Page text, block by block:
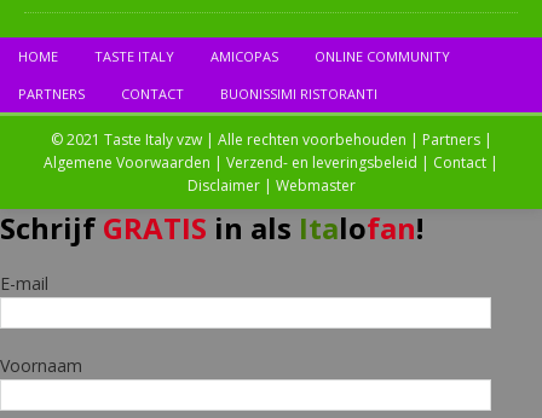
HOME TASTE ITALY AMICOPAS ONLINE COMMUNITY
PARTNERS CONTACT BUONISSIMI RISTORANTI
© 2021 Taste Italy vzw | Alle rechten voorbehouden | Partners|
Algemene Voorwaarden | Verzend- en leveringsbeleid | Contact |
Disclaimer| Webmaster
Schrijf GRATIS in als Italofan!
E-mail
Voornaam